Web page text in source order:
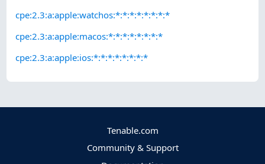
cpe:2.3:a:apple:watchos:*:*:*:*:*:*:*:*
cpe:2.3:a:apple:macos:*:*:*:*:*:*:*:*
cpe:2.3:a:apple:ios:*:*:*:*:*:*:*:*
Tenable.com
Community & Support